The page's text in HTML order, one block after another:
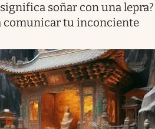
significa soñar con una lepra?
comunicar tu inconciente